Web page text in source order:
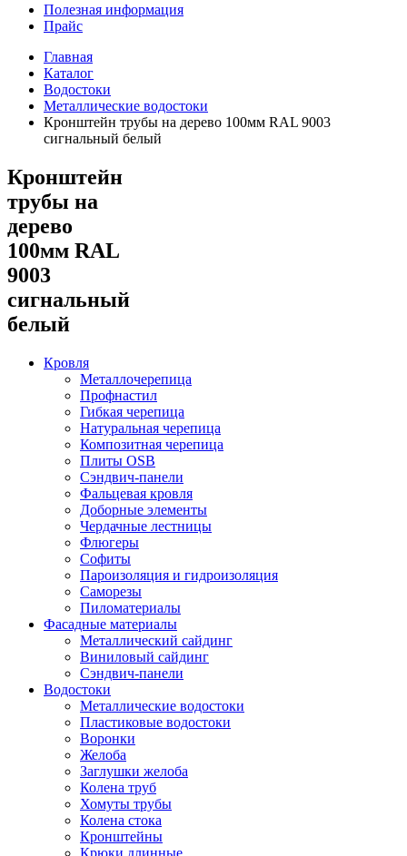
Полезная информация
Прайс
Главная
Каталог
Водостоки
Металлические водостоки
Кронштейн трубы на дерево 100мм RAL 9003
сигнальный белый
Кронштейн
трубы на
дерево
100мм RAL
9003
сигнальный
белый
Кровля
Металлочерепица
Профнастил
Гибкая черепица
Натуральная черепица
Композитная черепица
Плиты OSB
Сэндвич-панели
Фальцевая кровля
Доборные элементы
Чердачные лестницы
Флюгеры
Софиты
Пароизоляция и гидроизоляция
Саморезы
Пиломатериалы
Фасадные материалы
Металлический сайдинг
Виниловый сайдинг
Сэндвич-панели
Водостоки
Металлические водостоки
Пластиковые водостоки
Воронки
Желоба
Заглушки желоба
Колена труб
Хомуты трубы
Колена стока
Кронштейны
Крюки длинные